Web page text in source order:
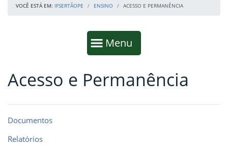
VOCÊ ESTÁ EM: IFSERTÃOPE ENSINO ACESSO E PERMANÊNCIA
Mostrar
Menu
Fim da navegação
Início do conteúdo
Acesso e Permanência
Documentos
Relatórios